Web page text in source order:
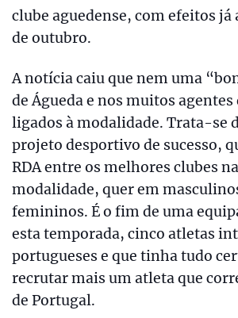
clube aguedense, com efeitos já
de outubro.
A notícia caiu que nem uma
de Águeda e nos muitos
ligados à modalidade. Trata-se
projeto desportivo de sucesso,
RDA entre os melhores clubes
modalidade, quer em
femininos. É o fim de uma
esta temporada, cinco atletas
portugueses e que tinha tudo
recrutar mais um atleta que
de Portugal.